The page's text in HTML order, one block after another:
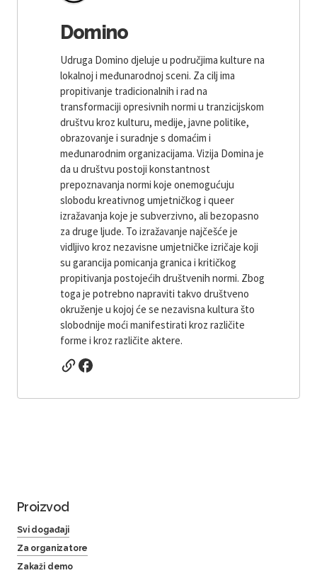
Domino
Udruga Domino djeluje u područjima kulture na
lokalnoj i međunarodnoj sceni. Za cilj ima
propitivanje tradicionalnih i rad na
transformaciji opresivnih normi u tranzicijskom
društvu kroz kulturu, medije, javne politike,
obrazovanje i suradnje s domaćim i
međunarodnim organizacijama. Vizija Domina je
da u društvu postoji konstantnost
prepoznavanja normi koje onemogućuju
slobodu kreativnog umjetničkog i queer
izražavanja koje je subverzivno, ali bezopasno
za druge ljude. To izražavanje najčešće je
vidljivo kroz nezavisne umjetničke izričaje koji
su garancija pomicanja granica i kritičkog
propitivanja postojećih društvenih normi. Zbog
toga je potrebno napraviti takvo društveno
okruženje u kojoj će se nezavisna kultura što
slobodnije moći manifestirati kroz različite
forme i kroz različite aktere.
Proizvod
Svi događaji
Za organizatore
Zakaži demo